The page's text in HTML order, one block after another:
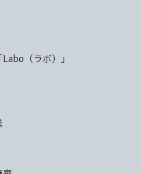
（ラボ）」